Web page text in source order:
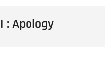
: Apology